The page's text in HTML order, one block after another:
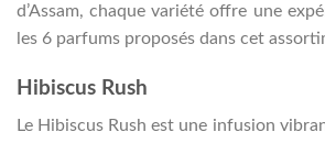
d’Assam, chaque variété offre une
les 6 parfums proposés dans cet
Hibiscus Rush
Le Hibiscus Rush est une infusion